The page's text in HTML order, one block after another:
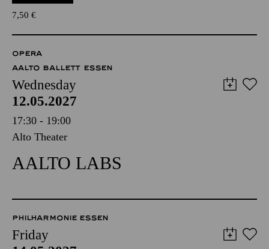
7,50 €
OPERA
AALTO BALLETT ESSEN
Wednesday
12.05.2027
17:30 - 19:00
Alto Theater
AALTO LABS
PHILHARMONIE ESSEN
Friday